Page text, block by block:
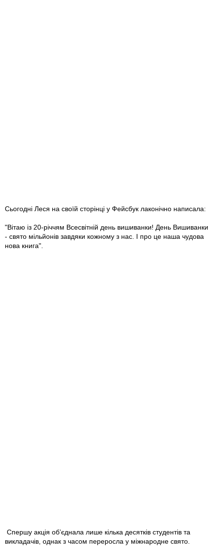
Сьогодні Леся на своїй сторінці у Фейсбук лаконічно написала:
"Вітаю із 20-річчям Всесвітній день вишиванки! День Вишиванки
- свято мільйонів завдяки кожному з нас. І про це наша чудова
нова книга".
Спершу акція об’єднала лише кілька десятків студентів та
викладачів, однак з часом переросла у міжнародне свято.